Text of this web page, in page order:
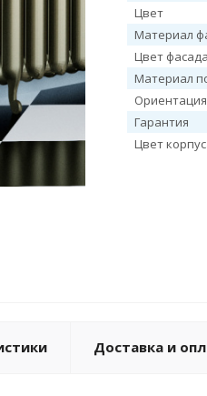
Цвет
Материал
Цвет фасада
Материал
Ориентация
Гарантия
Цвет
Доставка и